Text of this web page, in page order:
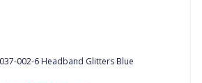
002-6 Headband Glitters Blue